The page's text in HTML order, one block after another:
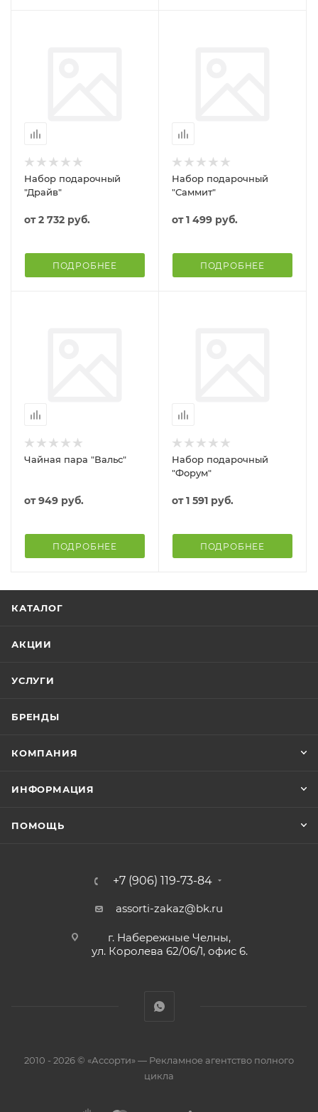
Набор подарочный
"Драйв"
от2 732 руб.
ПОДРОБНЕЕ
Набор подарочный
"Саммит"
от1 499 руб.
ПОДРОБНЕЕ
Чайная пара "Вальс"
от949 руб.
ПОДРОБНЕЕ
Набор подарочный
"Форум"
от1 591 руб.
ПОДРОБНЕЕ
КАТАЛОГ
АКЦИИ
УСЛУГИ
БРЕНДЫ
КОМПАНИЯ
ИНФОРМАЦИЯ
ПОМОЩЬ
+7 (906) 119-73-84
assorti-zakaz@bk.ru
г. Набережные Челны,
ул. Королева 62/06/1, офис 6.
2010 - 2026 © «Ассорти» — Рекламное агентство полного
цикла